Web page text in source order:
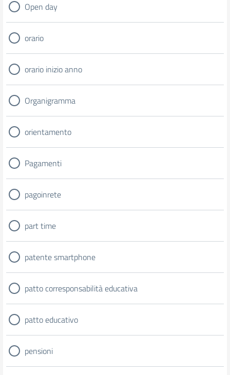
Open day
orario
orario inizio anno
Organigramma
orientamento
Pagamenti
pagoinrete
part time
patente smartphone
patto corresponsabilità educativa
patto educativo
pensioni